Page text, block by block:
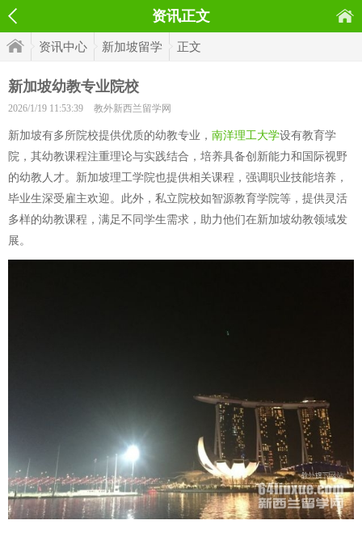
资讯正文
资讯中心 新加坡留学 正文
新加坡幼教专业院校
2026/1/19 11:53:39 教外新西兰留学网
新加坡有多所院校提供优质的幼教专业， 南洋理工大学设有教育学
院，其幼教课程注重理论与实践结合，培养具备创新能力和国际视野
的幼教人才。新加坡理工学院也提供相关课程，强调职业技能培养，
毕业生深受雇主欢迎。此外，私立院校如智源教育学院等，提供灵活
多样的幼教课程，满足不同学生需求，助力他们在新加坡幼教领域发
展。